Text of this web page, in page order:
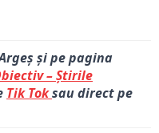
și pe pagina
– Știrile
Tik Toksau direct pe